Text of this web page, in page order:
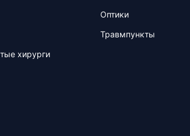
хирурги
Оптики
Травмпункты